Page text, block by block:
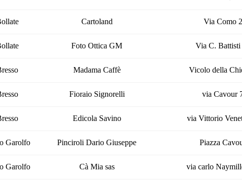
Cartoland Via Como 2
Foto Ottica GM Via C. Battisti
Madama Caffè Vicolo della
Fioraio Signorelli via Cavour
Edicola Savino via Vittorio
Garolfo Pinciroli Dario Giuseppe Piazza
Garolfo Cà Mia sas via carlo